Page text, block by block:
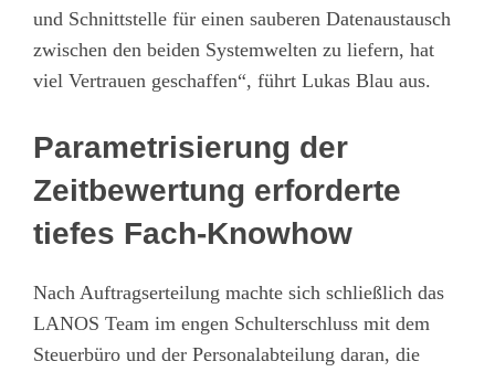
und Schnittstelle für einen sauberen Datenaustausch
zwischen den beiden Systemwelten zu liefern, hat
viel Vertrauen geschaffen“, führt Lukas Blau aus.
Parametrisierung der
Zeitbewertung erforderte
tiefes Fach-Knowhow
Nach Auftragserteilung machte sich schließlich das
LANOS Team im engen Schulterschluss mit dem
Steuerbüro und der Personalabteilung daran, die